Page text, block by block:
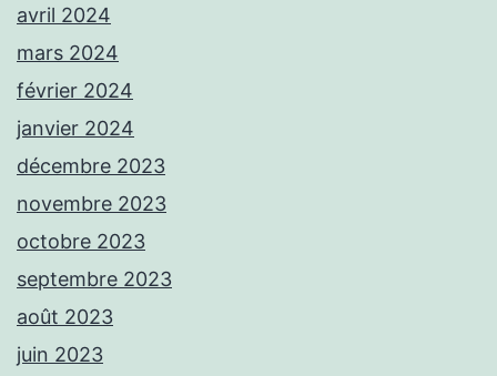
avril 2024
mars 2024
février 2024
janvier 2024
décembre 2023
novembre 2023
octobre 2023
septembre 2023
août 2023
juin 2023